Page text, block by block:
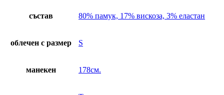
състав 80% памук, 17% вискоза, 3% еластан
облечен с размер S
манекен 178см.